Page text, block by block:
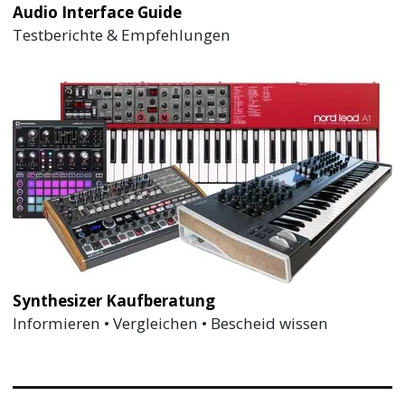
Audio Interface Guide
Testberichte & Empfehlungen
Synthesizer Kaufberatung
Informieren • Vergleichen • Bescheid wissen